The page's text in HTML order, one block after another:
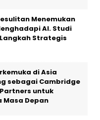
Menemukan
AI. Studi
Strategis
di Asia
sebagai Cambridge
untuk
Masa Depan